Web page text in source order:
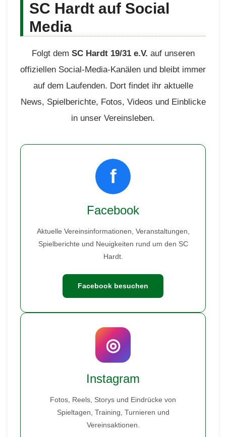
SC Hardt auf Social
Media
Folgt dem SC Hardt 19/31 e.V. auf unseren
offiziellen Social-Media-Kanälen und bleibt immer
auf dem Laufenden. Dort findet ihr aktuelle
News, Spielberichte, Fotos, Videos und Einblicke
in unser Vereinsleben.
f
Facebook
Aktuelle Vereinsinformationen, Veranstaltungen,
Spielberichte und Neuigkeiten rund um den SC
Hardt.
Facebook besuchen
◎
Instagram
Fotos, Reels, Storys und Eindrücke von
Spieltagen, Training, Turnieren und
Vereinsaktionen.